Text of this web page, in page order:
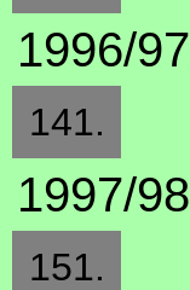
1996/97
141.
1997/98
151.